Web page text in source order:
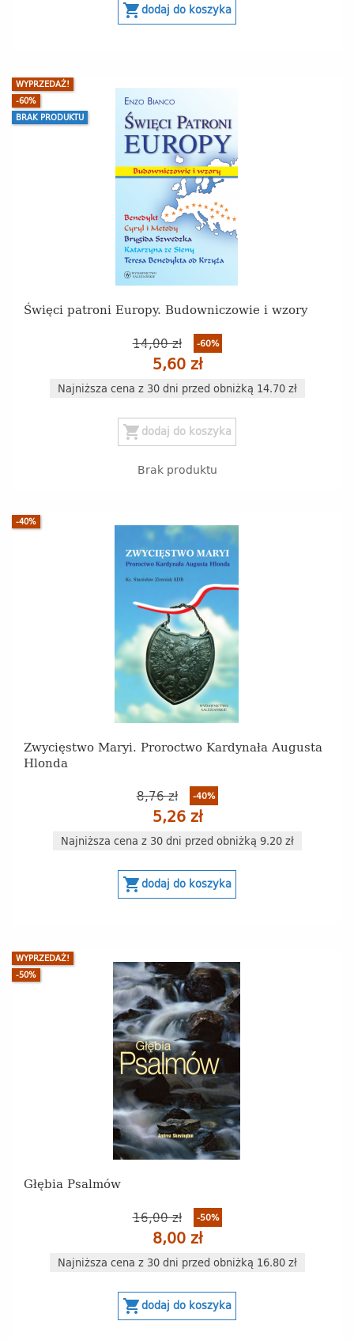
shopping_cartdodaj do koszyka
Święci patroni Europy. Budowniczowie i wzory
14,00 zł -60%
5,60 zł
Najniższa cena z 30 dni przed obniżką 14.70 zł
WYPRZEDAŻ!
-60%
BRAK PRODUKTU
shopping_cart dodaj do koszyka
Brak produktu
Zwycięstwo Maryi. Proroctwo Kardynała Augusta
Hlonda
8,76 zł -40%
5,26 zł
Najniższa cena z 30 dni przed obniżką 9.20 zł
-40%
shopping_cartdodaj do koszyka
Głębia Psalmów
16,00 zł -50%
8,00 zł
Najniższa cena z 30 dni przed obniżką 16.80 zł
WYPRZEDAŻ!
-50%
shopping_cartdodaj do koszyka